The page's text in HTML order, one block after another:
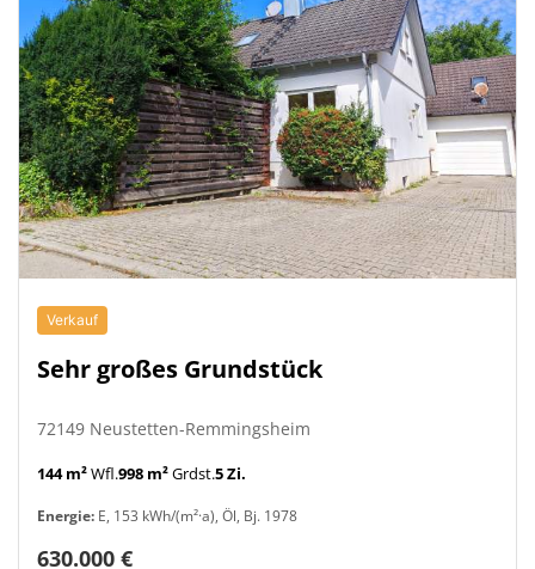
Verkauf
Sehr großes Grundstück
72149 Neustetten-Remmingsheim
144 m²Wfl.998 m²Grdst.5 Zi.
Energie: E, 153 kWh/(m²·a), Öl, Bj. 1978
630.000 €